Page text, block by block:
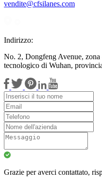
vendite@cfsilanes.com
Indirizzo:
No. 2, Dongfeng Avenue,
tecnologico di Wuhan,
Grazie per averci contattato,